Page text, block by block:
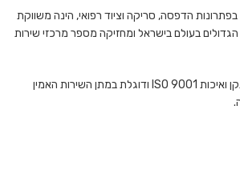
הדפסה, סריקה וציוד רפואי, הינה משווקת
הגדולים בעולם בישראל ומחזיקה מספר מרכזי שירות
החברה פועלות עפ"י תווי תקן ואיכות ISO 9001 ודוגלת במתן השירות האמין